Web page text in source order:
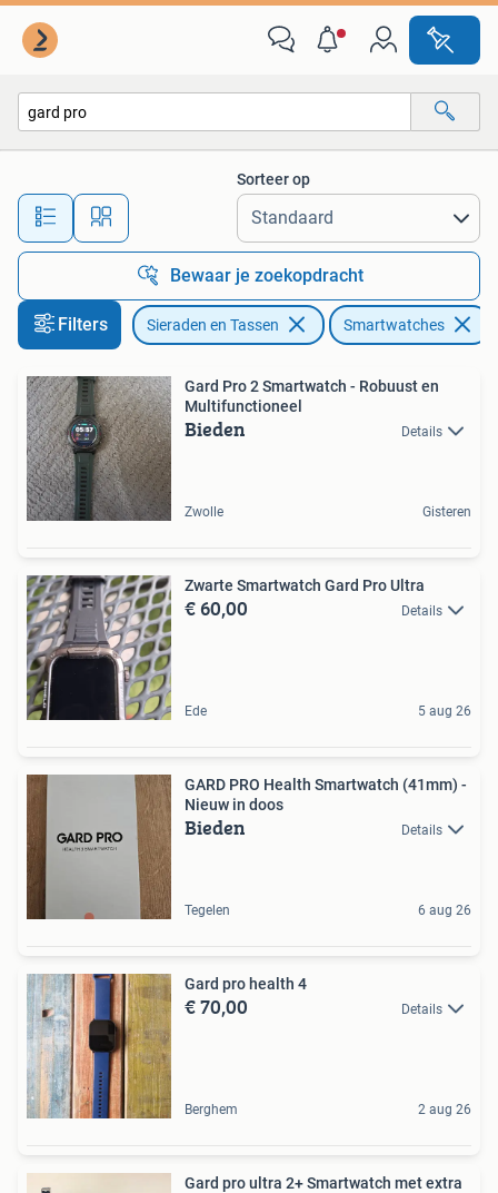
Alle afstanden…
Sorteer op
Bewaar je zoekopdracht
Filters Sieraden en Tassen Smartwatches
Gard Pro 2 Smartwatch - Robuust en
Multifunctioneel
Bieden Details
Zwolle Gisteren
Zwarte Smartwatch Gard Pro Ultra
€ 60,00 Details
Ede 5 aug 26
GARD PRO Health Smartwatch (41mm) -
Nieuw in doos
Bieden Details
Tegelen 6 aug 26
Gard pro health 4
€ 70,00 Details
Berghem 2 aug 26
Gard pro ultra 2+ Smartwatch met extra